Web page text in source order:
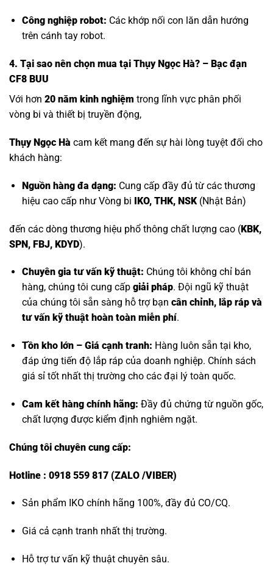
Công nghiệp robot: Các khớp nối con lăn dẫn hướng
trên cánh tay robot.
4. Tại sao nên chọn mua tại Thụy Ngọc Hà? – Bạc đạn
CF8 BUU
Với hơn 20 năm kinh nghiệm trong lĩnh vực phân phối
vòng bi và thiết bị truyền động,
Thụy Ngọc Hà cam kết mang đến sự hài lòng tuyệt đối cho
khách hàng:
Nguồn hàng đa dạng: Cung cấp đầy đủ từ các thương
hiệu cao cấp nhưVòng bi IKO, THK, NSK(Nhật Bản)
đến các dòng thương hiệu phổ thông chất lượng cao (KBK,
SPN, FBJ, KDYD).
Chuyên gia tư vấn kỹ thuật: Chúng tôi không chỉ bán
hàng, chúng tôi cung cấp giải pháp. Đội ngũ kỹ thuật
của chúng tôi sẵn sàng hỗ trợ bạn cân chỉnh, lắp ráp và
tư vấn kỹ thuật hoàn toàn miễn phí.
Tồn kho lớn – Giá cạnh tranh: Hàng luôn sẵn tại kho,
đáp ứng tiến độ lắp ráp của doanh nghiệp. Chính sách
giá sỉ tốt nhất thị trường cho các đại lý toàn quốc.
Cam kết hàng chính hãng: Đầy đủ chứng từ nguồn gốc,
chất lượng được kiểm định nghiêm ngặt.
Chúng tôi chuyên cung cấp:
Hotline : 0918 559 817 (ZALO /VIBER)
Sản phẩm IKO chính hãng 100%, đầy đủ CO/CQ.
Giá cả cạnh tranh nhất thị trường.
Hỗ trợ tư vấn kỹ thuật chuyên sâu.